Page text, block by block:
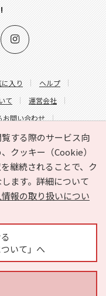
する際のサービス向
クッキー（Cookie）
継続されることで、ク
ます。詳細について
報の取り扱いについ
いて」へ
入り
ヘルプ
て
運営会社
お問い合わせ
い合わせ
Reserved.